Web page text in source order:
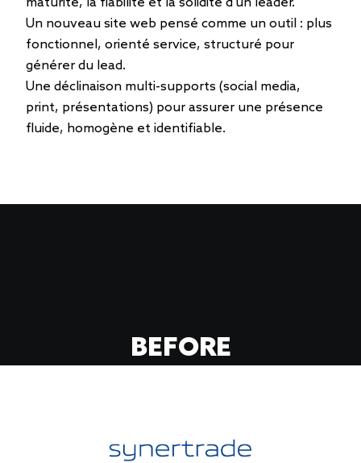
Un nouveau site web pensé comme un outil : plus
fonctionnel, orienté service, structuré pour
générer du lead.
Une déclinaison multi-supports (social media,
print, présentations) pour assurer une présence
fluide, homogène et identifiable.
BEFORE